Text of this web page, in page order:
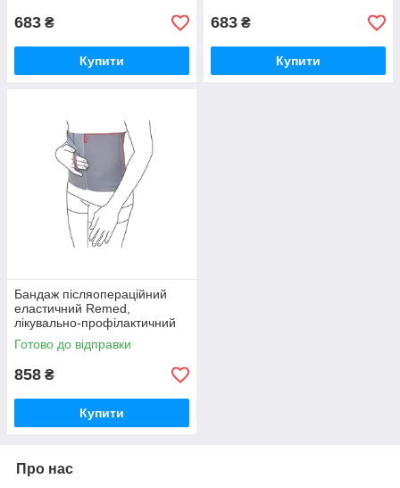
683 ₴
Купити
683 ₴
Купити
Бандаж післяопераційний
еластичний Remed,
лікувально-профілактичний
R4103
Готово до відправки
858 ₴
Купити
Про нас